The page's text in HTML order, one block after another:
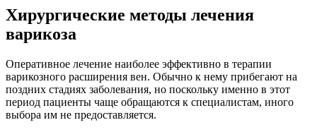
Хирургические методы лечения
варикоза
Оперативное лечение наиболее эффективно в терапии
варикозного расширения вен. Обычно к нему прибегают на
поздних стадиях заболевания, но поскольку именно в этот
период пациенты чаще обращаются к специалистам, иного
выбора им не предоставляется.